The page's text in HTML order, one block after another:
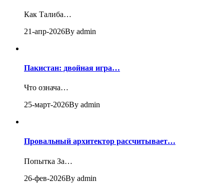
Как Талиба…
21-апр-2026By admin
Пакистан: двойная игра…
Что означа…
25-март-2026By admin
Провальный архитектор рассчитывает…
Попытка За…
26-фев-2026By admin